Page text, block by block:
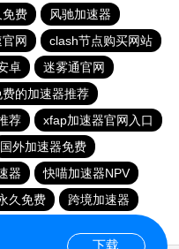
免费
风驰加速器
网
clash节点购买网站
卓
迷雾通官网
费的加速器推荐
荐
xfap加速器官网入口
国外加速器免费
器
快喵加速器NPV
久免费
跨境加速器
下载